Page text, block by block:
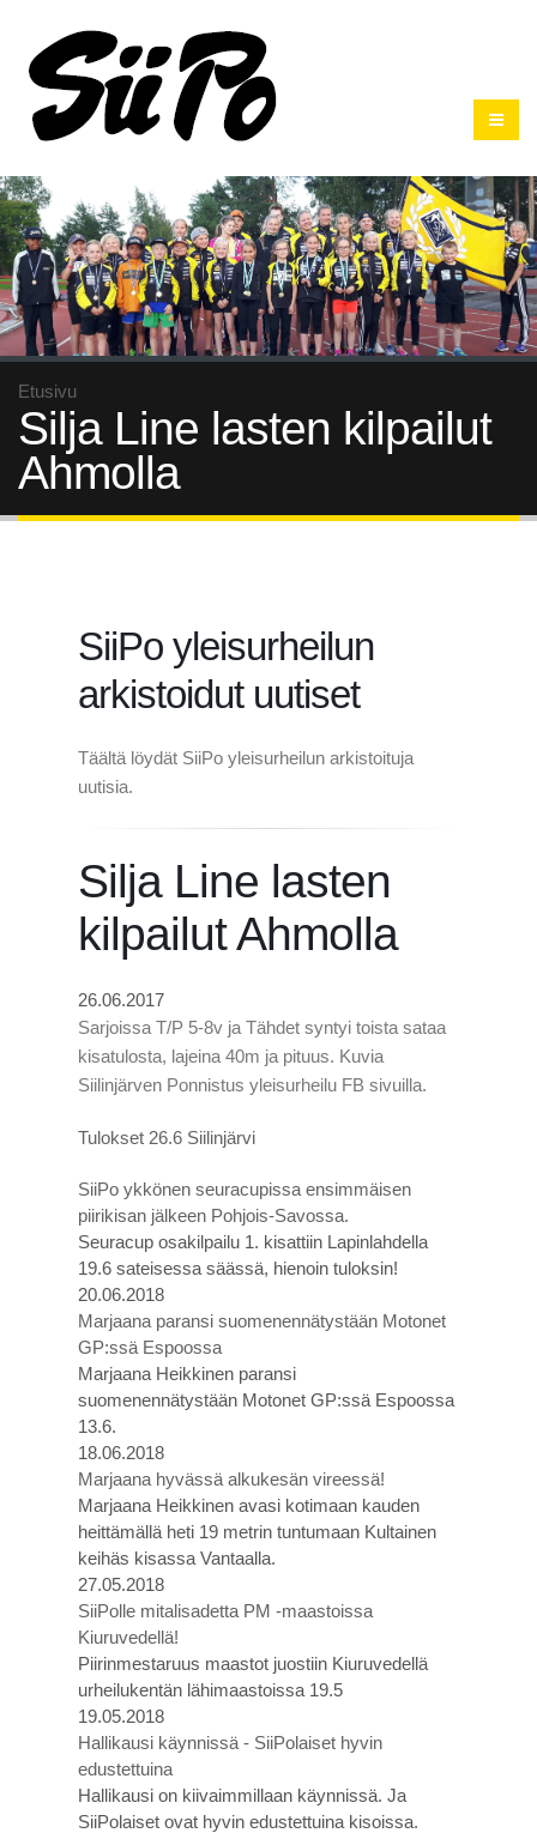
Etusivu
Silja Line lasten kilpailut
Ahmolla
SiiPo yleisurheilun
arkistoidut uutiset
Täältä löydät SiiPo yleisurheilun arkistoituja
uutisia.
Silja Line lasten
kilpailut Ahmolla
26.06.2017
Sarjoissa T/P 5-8v ja Tähdet syntyi toista sataa
kisatulosta, lajeina 40m ja pituus. Kuvia
Siilinjärven Ponnistus yleisurheilu FB sivuilla.
Tulokset 26.6 Siilinjärvi
SiiPo ykkönen seuracupissa ensimmäisen
piirikisan jälkeen Pohjois-Savossa.
Seuracup osakilpailu 1. kisattiin Lapinlahdella
19.6 sateisessa säässä, hienoin tuloksin!
20.06.2018
Marjaana paransi suomenennätystään Motonet
GP:ssä Espoossa
Marjaana Heikkinen paransi
suomenennätystään Motonet GP:ssä Espoossa
13.6.
18.06.2018
Marjaana hyvässä alkukesän vireessä!
Marjaana Heikkinen avasi kotimaan kauden
heittämällä heti 19 metrin tuntumaan Kultainen
keihäs kisassa Vantaalla.
27.05.2018
SiiPolle mitalisadetta PM -maastoissa
Kiuruvedellä!
Piirinmestaruus maastot juostiin Kiuruvedellä
urheilukentän lähimaastoissa 19.5
19.05.2018
Hallikausi käynnissä - SiiPolaiset hyvin
edustettuina
Hallikausi on kiivaimmillaan käynnissä. Ja
SiiPolaiset ovat hyvin edustettuina kisoissa.